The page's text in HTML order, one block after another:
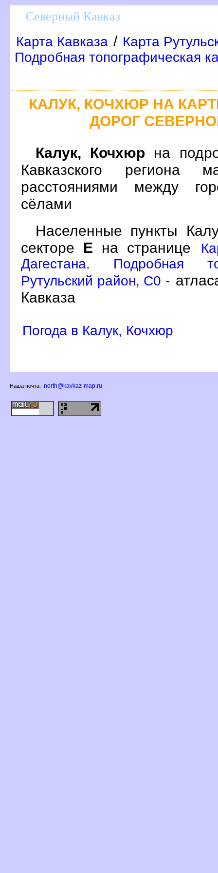
Северный Кавказ
Карта Кавказа / Карта
Подробная топографическая
КАЛУК, КОЧХЮР НА
ДОРОГ
Калук, Кочхюр на
Кавказского региона
расстояниями между
сёлами
Населенные пункты
секторе Е на странице
Дагестана. Подробная
Рутульский район, C0 -
Кавказа
Погода в Калук, Кочхюр
Наша почта: north@kavkaz-map.ru